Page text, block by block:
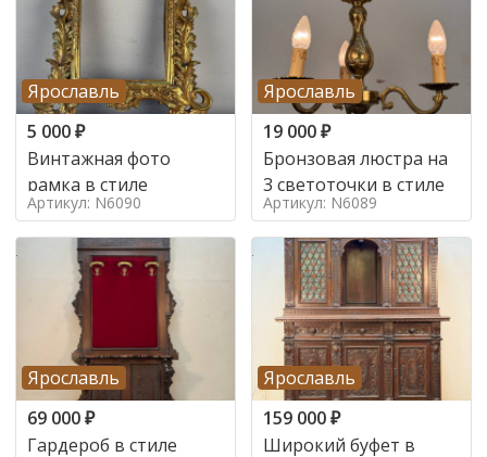
Ярославль
5 000₽
Винтажная фото
рамка в стиле
Артикул: N6090
Ярославль
19 000₽
Бронзовая люстра на
3 светоточки в стиле
Артикул: N6089
Ярославль
69 000₽
Гардероб в стиле
Ярославль
159 000₽
Широкий буфет в